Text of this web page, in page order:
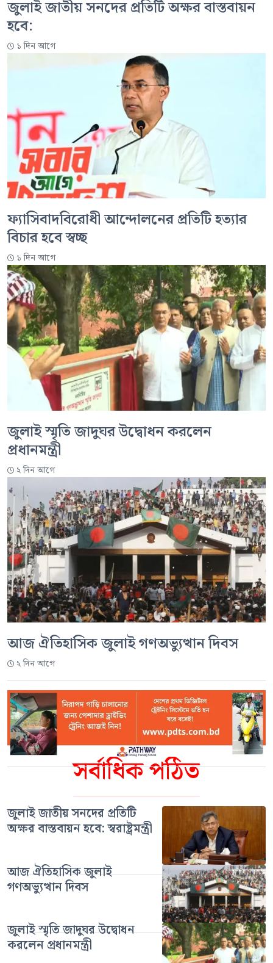
সর্বাধিক পঠিত
জুলাই জাতীয় সনদের প্রতিটি
অক্ষর বাস্তবায়ন হবে: স্বরাষ্ট্রমন্ত্রী
আজ ঐতিহাসিক জুলাই
গণঅভ্যুত্থান দিবস
জুলাই স্মৃতি জাদুঘর উদ্বোধন
করলেন প্রধানমন্ত্রী
জুলাই জাতীয় সনদের প্রতিটি অক্ষর বাস্তবায়ন
হবে:
১ দিন আগে
ফ্যাসিবাদবিরোধী আন্দোলনের প্রতিটি হত্যার
বিচার হবে স্বচ্ছ
১ দিন আগে
জুলাই স্মৃতি জাদুঘর উদ্বোধন করলেন
প্রধানমন্ত্রী
২ দিন আগে
আজ ঐতিহাসিক জুলাই গণঅভ্যুত্থান দিবস
২ দিন আগে